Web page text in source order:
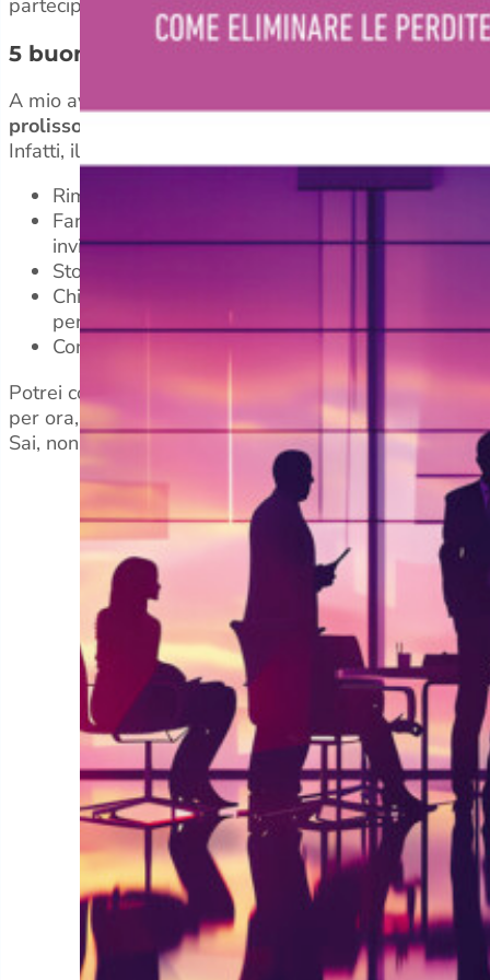
partecipanti coi suoi lunghi discorsi, spesso incentrati
5 buone strategie per mettere uno stop
A mio avviso, chi guida la riunione ha dalla sua
prolisso e vanesio.
Infatti, il coordinatore potrebbe:
Rimandare l’intervento ad un momento
Far presente che ognuno ha diritto allo stesso
invitandolo a concludere con un “…Quindi?”)
Stoppare con fermezza la sua eccessiva
Chiedere agli altri partecipanti il permesso per
perciò smettere di parlare.
Congratularsi (eventualmente sia il caso) per
Potrei continuare raccontandoti ancora di altri
per ora, fermarmi qui.
Sai, non vorrei ritrovarmi di colpo anch’io fra